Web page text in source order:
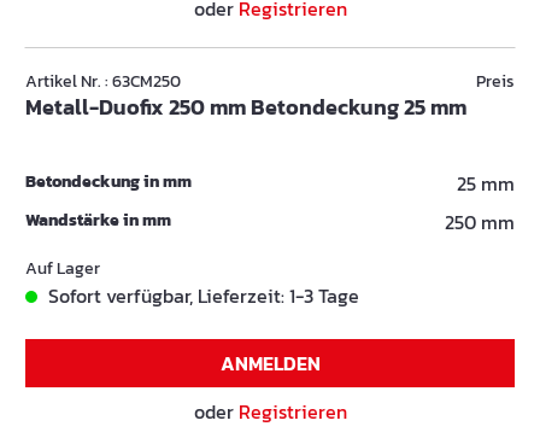
oder Registrieren
Artikel Nr. : 63CM250
Metall-Duofix 250 mm Betondeckung 25 mm
Preis
Betondeckung in mm 25 mm
Wandstärke in mm 250 mm
Auf Lager
Sofort verfügbar, Lieferzeit: 1-3 Tage
ANMELDEN
oder Registrieren